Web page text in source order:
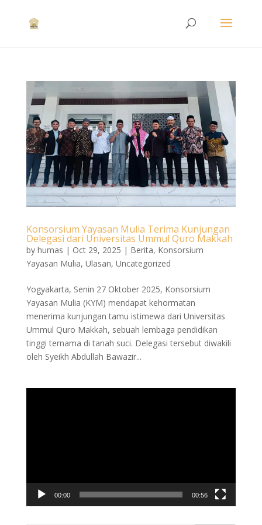
Konsorsium Yayasan Mulia Terima Kunjungan
Delegasi dari Universitas Ummul Quro Makkah
by humas | Oct 29, 2025 | Berita, Konsorsium
Yayasan Mulia, Ulasan, Uncategorized
Yogyakarta, Senin 27 Oktober 2025, Konsorsium
Yayasan Mulia (KYM) mendapat kehormatan
menerima kunjungan tamu istimewa dari Universitas
Ummul Quro Makkah, sebuah lembaga pendidikan
tinggi ternama di tanah suci. Delegasi tersebut diwakili
oleh Syeikh Abdullah Bawazir...
00:00 00:56